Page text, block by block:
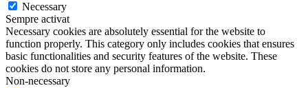
Necessary
Sempre activat
Necessary cookies are absolutely essential for the website to
function properly. This category only includes cookies that ensures
basic functionalities and security features of the website. These
cookies do not store any personal information.
Non-necessary